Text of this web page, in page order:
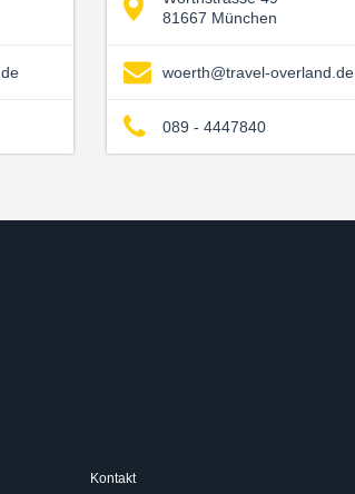
81667 München
woerth@travel-overland.de
089 - 4447840
Kontakt